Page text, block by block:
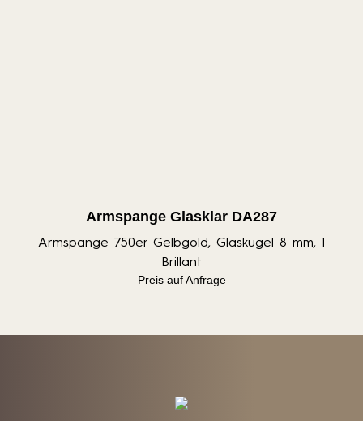
Armspange Glasklar DA287
Armspange 750er Gelbgold, Glaskugel 8 mm, 1
Brillant
Preis auf Anfrage